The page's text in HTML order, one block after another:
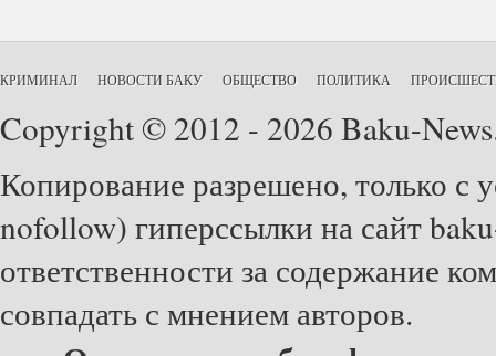
КРИМИНАЛ НОВОСТИ БАКУ ОБЩЕСТВО ПОЛИТИКА
Copyright © 2012 - 2026 Baku-
Копирование разрешено, только с
nofollow) гиперссылки на сайт
ответственности за содержание
совпадать с мнением авторов.